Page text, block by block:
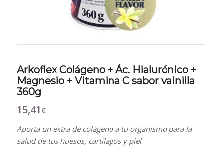
Arkoflex Colágeno + Ác. Hialurónico +
Magnesio + Vitamina C sabor vainilla
360g
15,41 €
Aporta un extra de colágeno a tu organismo para la
salud de tus huesos, cartílagos y piel.